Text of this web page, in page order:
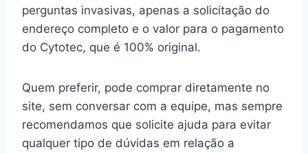
perguntas invasivas, apenas a solicitação do
endereço completo e o valor para o pagamento
do Cytotec, que é 100% original.
Quem preferir, pode comprar diretamente no
site, sem conversar com a equipe, mas sempre
recomendamos que solicite ajuda para evitar
qualquer tipo de dúvidas em relação a